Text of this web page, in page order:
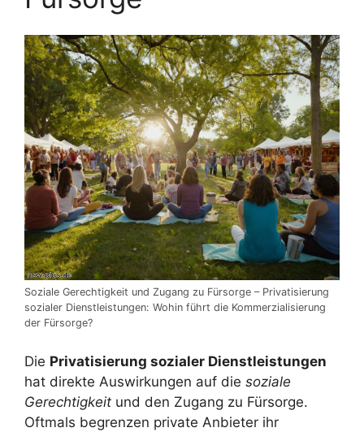
Soziale Gerechtigkeit und Zugang zu Fürsorge – Privatisierung
sozialer Dienstleistungen: Wohin führt die Kommerzialisierung
der Fürsorge?
Die Privatisierung sozialer Dienstleistungen
hat direkte Auswirkungen auf die soziale
Gerechtigkeit und den Zugang zu Fürsorge.
Oftmals begrenzen private Anbieter ihr